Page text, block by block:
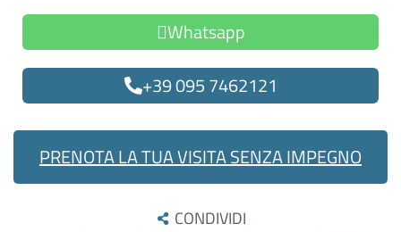
Whatsapp
+39 095 7462121
PRENOTA LA TUA VISITA SENZA IMPEGNO
CONDIVIDI